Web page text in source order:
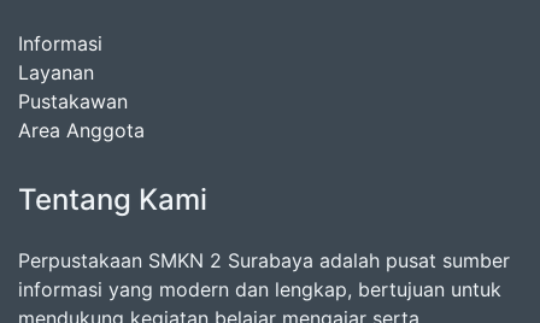
Informasi
Layanan
Pustakawan
Area Anggota
Tentang Kami
Perpustakaan SMKN 2 Surabaya adalah pusat sumber
informasi yang modern dan lengkap, bertujuan untuk